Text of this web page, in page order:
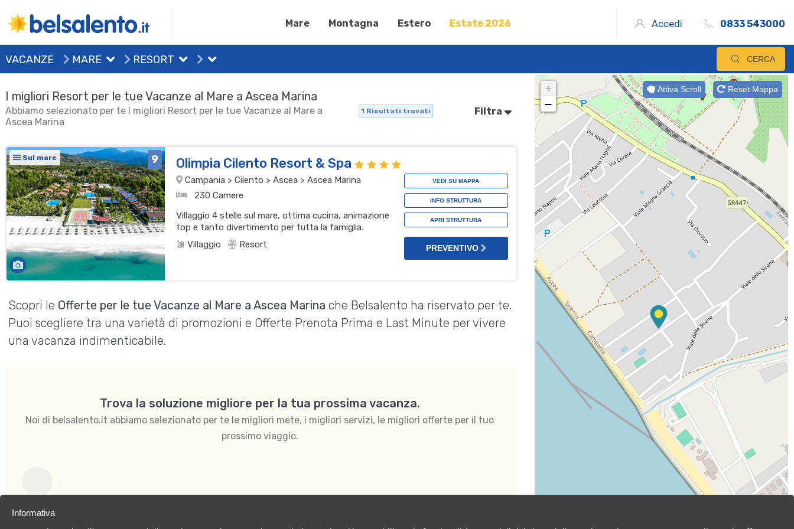
Mare Montagna Estero Estate 2026 Accedi 0833 543000
VACANZE MARE RESORT CERCA
I migliori Resort per le tue Vacanze al Mare a Ascea Marina
Abbiamo selezionato per te I migliori Resort per le tue Vacanze al Mare a
Ascea Marina
1 Risultati trovati Filtra
Sul mare 9 Olimpia Cilento Resort & Spa
Campania > Cilento > Ascea > Ascea Marina
230 Camere
Villaggio 4 stelle sul mare, ottima cucina, animazione
top e tanto divertimento per tutta la famiglia.
Villaggio
Resort
VEDI SU MAPPA
INFO STRUTTURA
APRI STRUTTURA
PREVENTIVO
Scopri le Offerte per le tue Vacanze al Mare a Ascea Marina che Belsalento ha riservato per te.
Puoi scegliere tra una varietà di promozioni e Offerte Prenota Prima e Last Minute per vivere
una vacanza indimenticabile.
Trova la soluzione migliore per la tua prossima vacanza.
Noi di belsalento.it abbiamo selezionato per te le migliori mete, i migliori servizi, le migliori offerte per il tuo
prossimo viaggio.
Per coppie
Attiva Scroll Reset Mappa
+
−
Informativa